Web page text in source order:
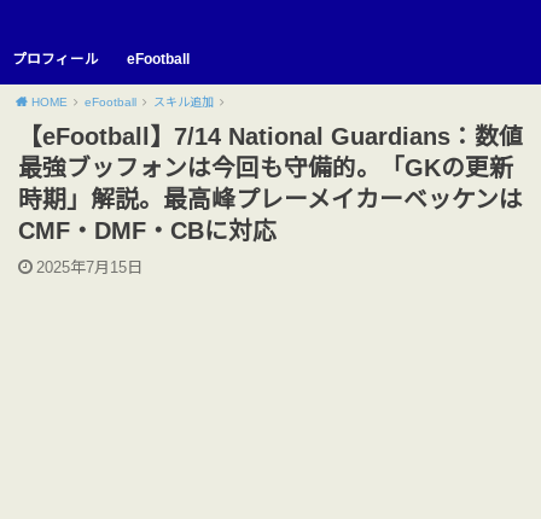
プロフィール eFootball
HOME eFootball スキル追加
【eFootball】7/14 National Guardians：数値
最強ブッフォンは今回も守備的。「GKの更新
時期」解説。最高峰プレーメイカーベッケンは
CMF・DMF・CBに対応
2025年7月15日